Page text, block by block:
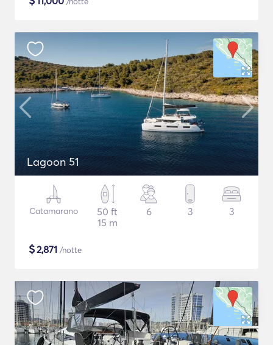
Lagoon 51
Catamarano
50 ft
15 m
6 3 3
$2,871 /notte